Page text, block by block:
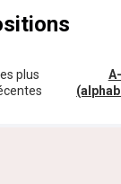
Les plus